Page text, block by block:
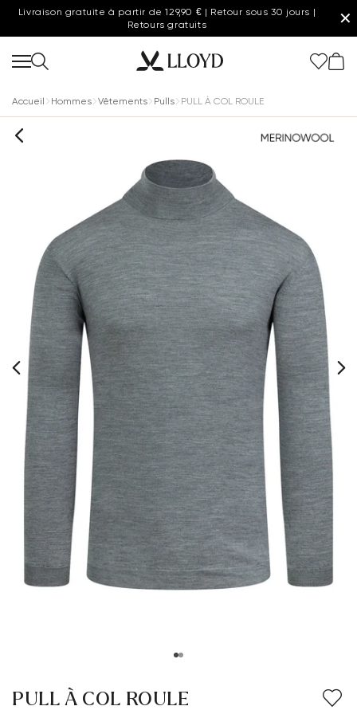
Livraison gratuite à partir de 129,90 € | Retour sous 30 jours |
Retours gratuits
✕
Accueil Hommes Vêtements Pulls PULL À COL ROULE
PULL À COL ROULE